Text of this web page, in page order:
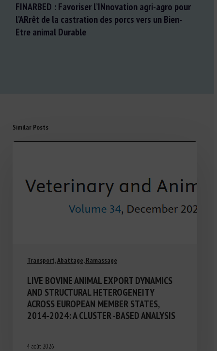
FINARBED : Favoriser l’INnovation agri-agro pour
l’ARrêt de la castration des porcs vers un Bien-
Etre animal Durable
Similar Posts
Transport, Abattage, Ramassage
LIVE BOVINE ANIMAL EXPORT DYNAMICS
AND STRUCTURAL HETEROGENEITY
ACROSS EUROPEAN MEMBER STATES,
2014-2024: A CLUSTER -BASED ANALYSIS
4 août 2026